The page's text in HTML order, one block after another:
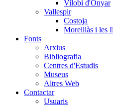
Vilobí d'Onyar
Vallespir
Costoja
Moreillàs i les
Fonts
Arxius
Bibliografia
Centres d'Estudis
Museus
Altres Web
Contactar
Usuaris